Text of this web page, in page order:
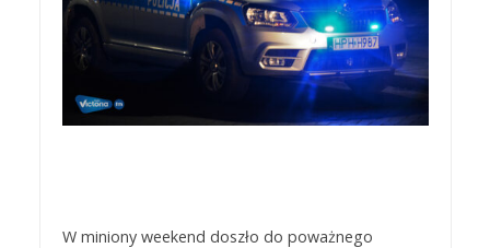
W miniony weekend doszło do poważnego